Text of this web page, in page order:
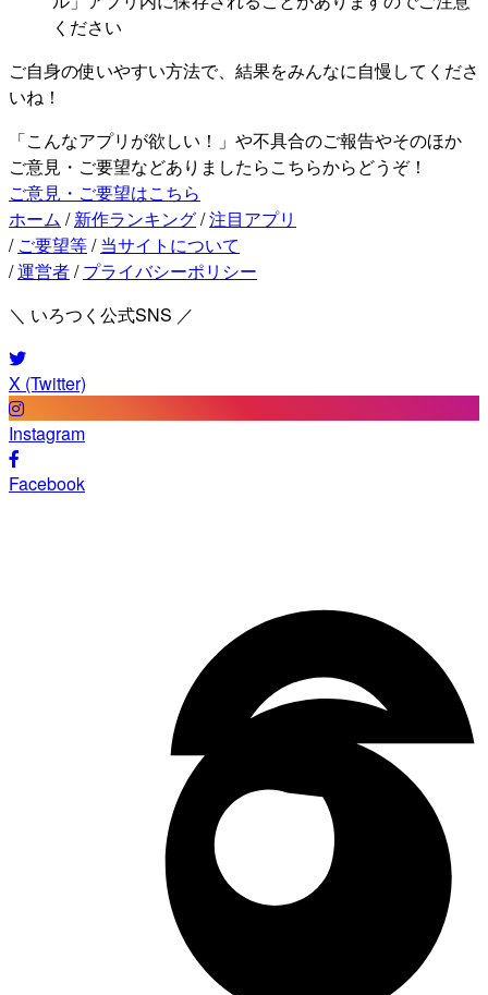
ください
ご自身の使いやすい方法で、結果をみんなに自慢してくださ
いね！
「こんなアプリが欲しい！」や不具合のご報告やそのほか
ご意見・ご要望などありましたらこちらからどうぞ！
ご意見・ご要望はこちら
ホーム / 新作ランキング/注目アプリ
/ ご要望等/ 当サイトについて
/運営者/ プライバシーポリシー
＼ いろつく公式SNS ／
X (Twitter)
Instagram
Facebook